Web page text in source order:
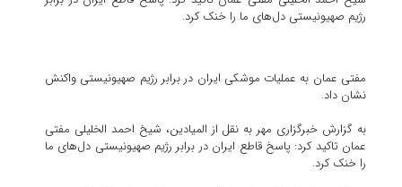
رژیم صهیونیستی دل‌های ما را خنک کرد.
مفتی عمان به عملیات موشکی ایران در برابر رژیم صهیونیستی واکنش
نشان داد.
به گزارش خبرگزاری مهر به نقل از المیادین، شیخ احمد الخلیلی مفتی
عمان تاکید کرد: پاسخ قاطع ایران در برابر رژیم صهیونیستی دل‌های ما
را خنک کرد.